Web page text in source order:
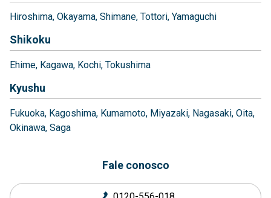
Hiroshima Okayama Shimane Tottori Yamaguchi
Shikoku
Ehime Kagawa Kochi Tokushima
Kyushu
Fukuoka Kagoshima Kumamoto Miyazaki Nagasaki Oita
Okinawa Saga
Fale conosco